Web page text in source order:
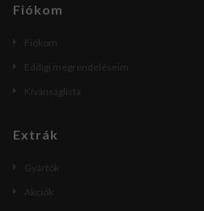
Fiókom
Fiókom
Eddigi megrendeléseim
Kívánságlista
Extrák
Gyártók
Akciók